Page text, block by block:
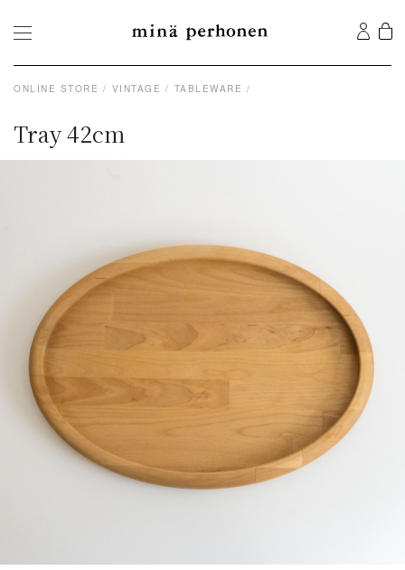
ONLINE STORE VINTAGE TABLEWARE
Tray 42cm